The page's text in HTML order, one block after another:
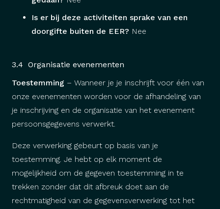
Is er bij deze activiteiten sprake van een
doorgifte buiten de EER? Nee
3.4 Organisatie evenementen
Toestemming – Wanneer je je inschrijft voor één van
onze evenementen worden voor de afhandeling van
je inschrijving en de organisatie van het evenement
persoonsgegevens verwerkt.
Deze verwerking gebeurt op basis van je
toestemming. Je hebt op elk moment de
mogelijkheid om de gegeven toestemming in te
trekken zonder dat dit afbreuk doet aan de
rechtmatigheid van de gegevensverwerking tot het